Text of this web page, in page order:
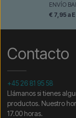
ENVÍO
€ 7,95 a
Contacto
+45 26 81 95 58
Llámanos si tienes
productos. Nuestro
17.00 horas.